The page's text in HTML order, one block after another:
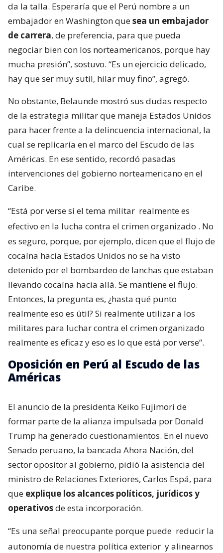
da la talla. Esperaría que el Perú nombre a un
embajador en Washington quesea un embajador
de carrera, de preferencia, para que pueda
negociar bien con los norteamericanos, porque hay
mucha presión”, sostuvo. “Es un ejercicio delicado,
hay que ser muy sutil, hilar muy fino”, agregó.
No obstante, Belaunde mostró sus dudas respecto
de la estrategia militar que maneja Estados Unidos
para hacer frente a la delincuencia internacional, la
cual se replicaría en el marco del Escudo de las
Américas. En ese sentido, recordó pasadas
intervenciones del gobierno norteamericano en el
Caribe.
“Está por verse si el tema militar realmente es
efectivo en la lucha contra el crimen organizado . No
es seguro, porque, por ejemplo, dicen que el flujo de
cocaína hacia Estados Unidos no se ha visto
detenido por el bombardeo de lanchas que estaban
llevando cocaína hacia allá. Se mantiene el flujo.
Entonces, la pregunta es, ¿hasta qué punto
realmente eso es útil? Si realmente utilizar a los
militares para luchar contra el crimen organizado
realmente es eficaz y eso es lo que está por verse”.
Oposición en Perú al Escudo de las
Américas
El anuncio de la presidenta Keiko Fujimori de
formar parte de la alianza impulsada por Donald
Trump ha generado cuestionamientos. En el nuevo
Senado peruano, la bancada Ahora Nación, del
sector opositor al gobierno, pidió la asistencia del
ministro de Relaciones Exteriores, Carlos Espá, para
que explique los alcances políticos, jurídicos y
operativosde esta incorporación.
“Es una señal preocupante porque puede reducir la
autonomía de nuestra política exterior y alinearnos